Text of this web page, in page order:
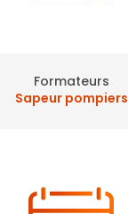
Formateurs
Sapeur pompiers